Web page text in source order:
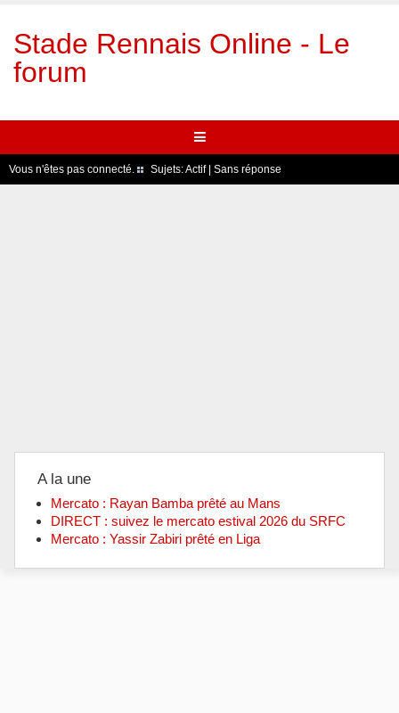
Stade Rennais Online - Le
forum
Vous n'êtes pas connecté. Sujets:Actif| Sans réponse
A la une
Mercato : Rayan Bamba prêté au Mans
DIRECT : suivez le mercato estival 2026 du SRFC
Mercato : Yassir Zabiri prêté en Liga